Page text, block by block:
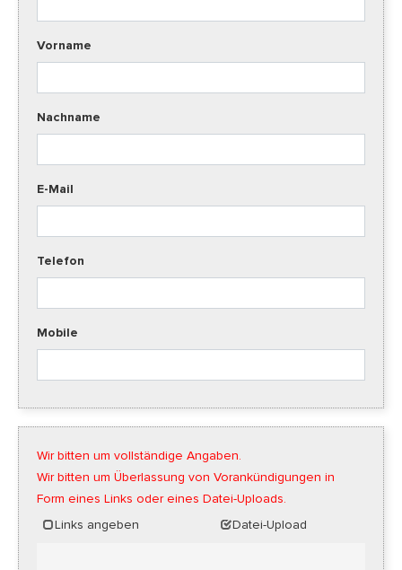
Vorname
Nachname
E-Mail
Telefon
Mobile
Wir bitten um vollständige Angaben.
Wir bitten um Überlassung von Vorankündigungen in
Form eines Links oder eines Datei-Uploads.
Links angeben
Datei-Upload